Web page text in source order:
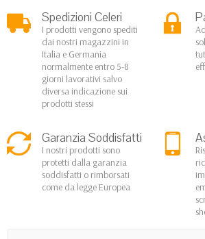
Spedizioni Celeri
I prodotti vengono spediti
dai nostri magazzini in
Italia e Germania
normalmente entro 5-8
giorni lavorativi salvo
diversa indicazione sui
prodotti stessi
Garanzia Soddisfatti
I nostri prodotti sono
protetti dalla garanzia
soddisfatti o rimborsati
come da legge Europea